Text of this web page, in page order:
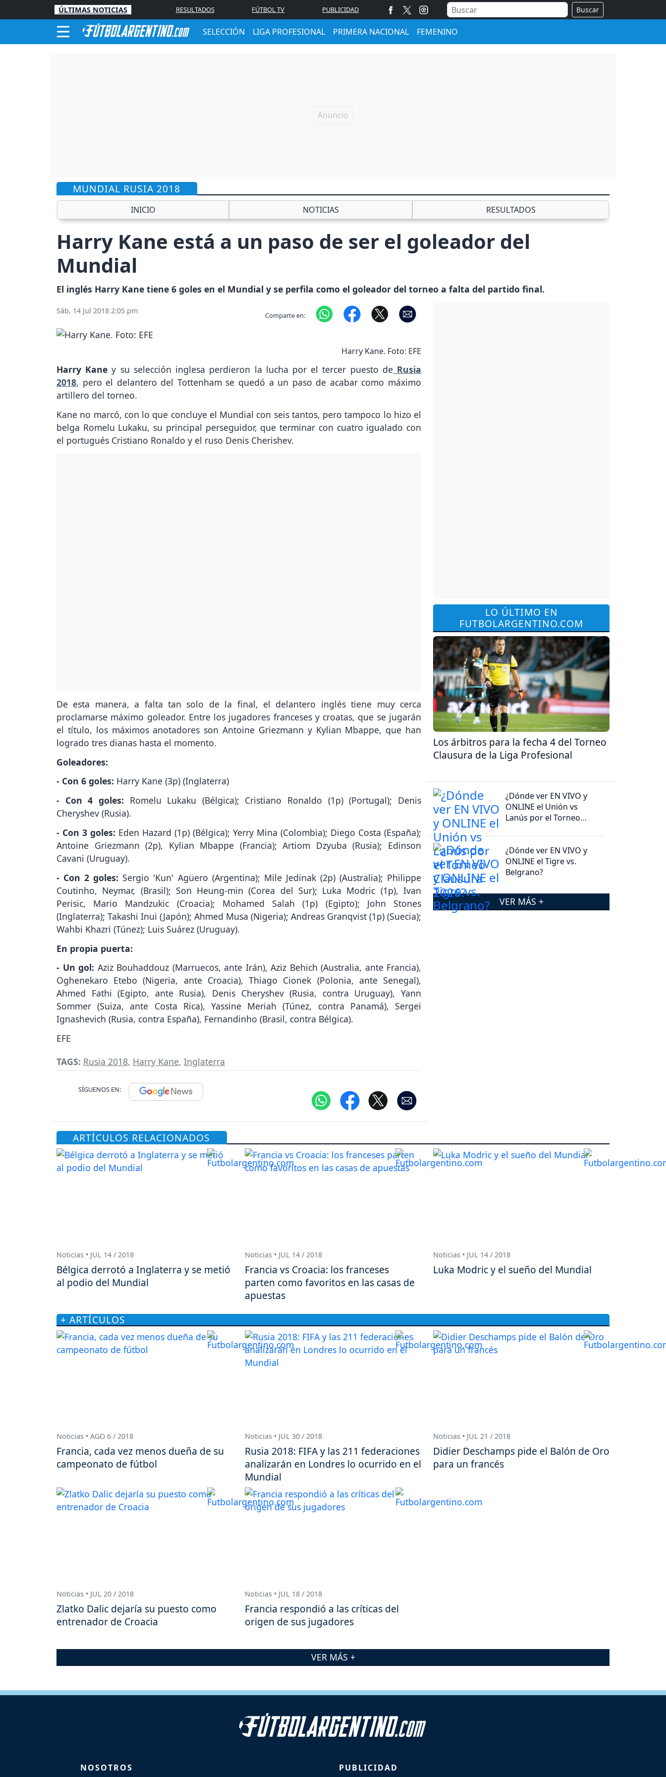
ÚLTIMAS NOTICIAS RESULTADOS FÚTBOL TV PUBLICIDAD Buscar
SELECCIÓN LIGA PROFESIONAL PRIMERA NACIONAL FEMENINO
MUNDIAL RUSIA 2018
INICIO NOTICIAS RESULTADOS
Harry Kane está a un paso de ser el goleador del
Mundial
El inglés Harry Kane tiene 6 goles en el Mundial y se perfila como el goleador del torneo a falta del partido final.
Sáb, 14 Jul 2018 2:05 pm Comparte en:
Harry Kane. Foto: EFE
Harry Kane y su selección inglesa perdieron la lucha por el tercer puesto de Rusia
2018, pero el delantero del Tottenham se quedó a un paso de acabar como máximo
artillero del torneo.
Kane no marcó, con lo que concluye el Mundial con seis tantos, pero tampoco lo hizo el
belga Romelu Lukaku, su principal perseguidor, que terminar con cuatro igualado con
el portugués Cristiano Ronaldo y el ruso Denis Cherishev.
De esta manera, a falta tan solo de la final, el delantero inglés tiene muy cerca
proclamarse máximo goleador. Entre los jugadores franceses y croatas, que se jugarán
el título, los máximos anotadores son Antoine Griezmann y Kylian Mbappe, que han
logrado tres dianas hasta el momento.
Goleadores:
- Con 6 goles: Harry Kane (3p) (Inglaterra)
- Con 4 goles: Romelu Lukaku (Bélgica); Cristiano Ronaldo (1p) (Portugal); Denis
Cheryshev (Rusia).
- Con 3 goles: Eden Hazard (1p) (Bélgica); Yerry Mina (Colombia); Diego Costa (España);
Antoine Griezmann (2p), Kylian Mbappe (Francia); Artiom Dzyuba (Rusia); Edinson
Cavani (Uruguay).
- Con 2 goles:Sergio 'Kun' Agüero (Argentina); Mile Jedinak (2p) (Australia); Philippe
Coutinho, Neymar, (Brasil); Son Heung-min (Corea del Sur); Luka Modric (1p), Ivan
Perisic, Mario Mandzukic (Croacia); Mohamed Salah (1p) (Egipto); John Stones
(Inglaterra); Takashi Inui (Japón); Ahmed Musa (Nigeria); Andreas Granqvist (1p) (Suecia);
Wahbi Khazri (Túnez); Luis Suárez (Uruguay).
En propia puerta:
- Un gol: Aziz Bouhaddouz (Marruecos, ante Irán), Aziz Behich (Australia, ante Francia),
Oghenekaro Etebo (Nigeria, ante Croacia), Thiago Cionek (Polonia, ante Senegal),
Ahmed Fathi (Egipto, ante Rusia), Denis Cheryshev (Rusia, contra Uruguay), Yann
Sommer (Suiza, ante Costa Rica), Yassine Meriah (Túnez, contra Panamá), Sergei
Ignashevich (Rusia, contra España), Fernandinho (Brasil, contra Bélgica).
EFE
TAGS: Rusia 2018, Harry Kane, Inglaterra
SÍGUENOS EN:
LO ÚLTIMO EN
FUTBOLARGENTINO.COM
Los árbitros para la fecha 4 del Torneo
Clausura de la Liga Profesional
¿Dónde ver EN VIVO y
ONLINE el Unión vs
Lanús por el Torneo
¿Dónde ver EN VIVO y
ONLINE el Tigre vs.
Belgrano?
VER MÁS +
ARTÍCULOS RELACIONADOS
Noticias • JUL 14 / 2018
Bélgica derrotó a Inglaterra y se metió
al podio del Mundial
Noticias • JUL 14 / 2018
Francia vs Croacia: los franceses
parten como favoritos en las casas de
apuestas
Noticias • JUL 14 / 2018
Luka Modric y el sueño del Mundial
+ ARTÍCULOS
Noticias • AGO 6 / 2018
Francia, cada vez menos dueña de su
campeonato de fútbol
Noticias • JUL 30 / 2018
Rusia 2018: FIFA y las 211 federaciones
analizarán en Londres lo ocurrido en el
Mundial
Noticias • JUL 21 / 2018
Didier Deschamps pide el Balón de Oro
para un francés
Noticias • JUL 20 / 2018
Zlatko Dalic dejaría su puesto como
entrenador de Croacia
Noticias • JUL 18 / 2018
Francia respondió a las críticas del
origen de sus jugadores
VER MÁS +
NOSOTROS PUBLICIDAD